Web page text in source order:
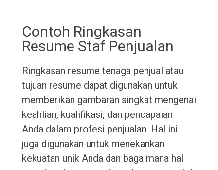
Contoh Ringkasan
Resume Staf Penjualan
Ringkasan resume tenaga penjual atau
tujuan resume dapat digunakan untuk
memberikan gambaran singkat mengenai
keahlian, kualifikasi, dan pencapaian
Anda dalam profesi penjualan. Hal ini
juga digunakan untuk menekankan
kekuatan unik Anda dan bagaimana hal